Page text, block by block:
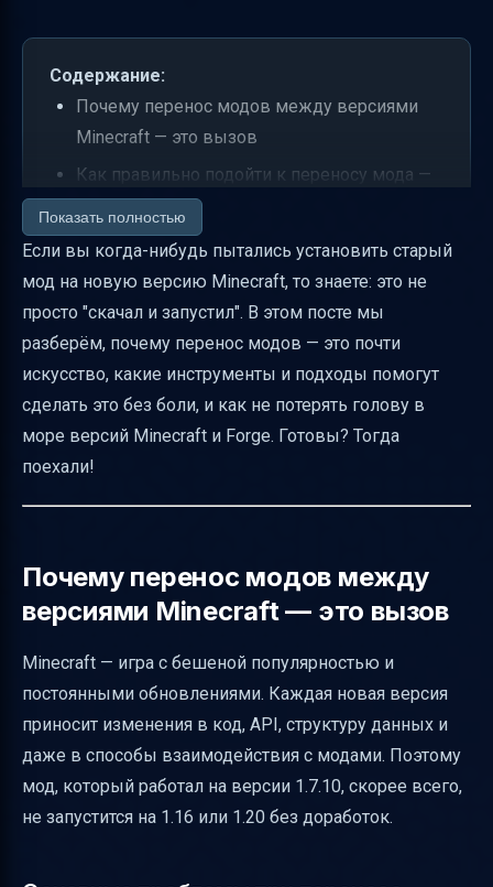
Содержание:
Почему перенос модов между версиями
Minecraft — это вызов
Как правильно подойти к переносу мода —
пошаговый план
Инструментарий для переноса модов —
миф или реальность?
Ядро мода — секрет стабильности
Можно ли обойтись без полного
перекодирования?
Практические советы для моддеров
Как избежать типичных ошибок при
версию Minecraft — краткая инструкция
Заключение
Показать полностью
Если вы когда-нибудь пытались установить старый
мод на новую версию Minecraft, то знаете: это не
просто "скачал и запустил". В этом посте мы
разберём, почему перенос модов — это почти
искусство, какие инструменты и подходы помогут
сделать это без боли, и как не потерять голову в
море версий Minecraft и Forge. Готовы? Тогда
поехали!
Почему перенос модов между
версиями Minecraft — это вызов
Minecraft — игра с бешеной популярностью и
постоянными обновлениями. Каждая новая версия
приносит изменения в код, API, структуру данных и
даже в способы взаимодействия с модами. Поэтому
мод, который работал на версии 1.7.10, скорее всего,
не запустится на 1.16 или 1.20 без доработок.